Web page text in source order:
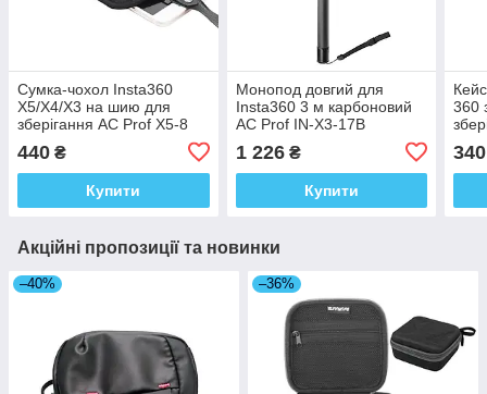
Сумка-чохол Insta360
X5/X4/X3 на шию для
зберігання AC Prof X5-8
440 ₴
Купити
Монопод довгий для
Insta360 3 м карбоновий
AC Prof IN-X3-17B
1 226₴
Купити
360
340
Акційні пропозиції та новинки
–40% –36%